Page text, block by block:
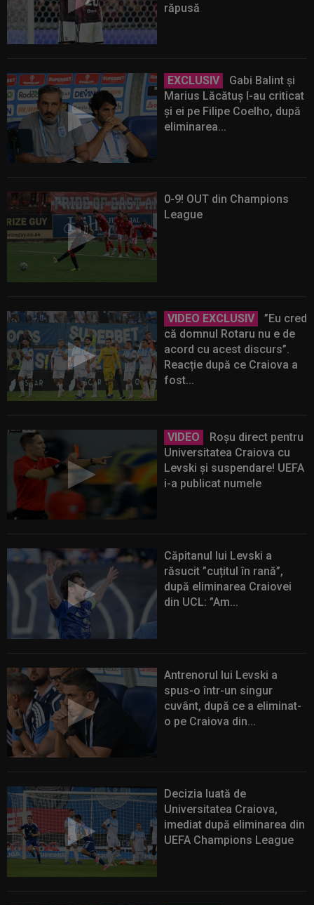
răpusă
EXCLUSIV
Gabi Balint și
Marius Lăcătuș l-au criticat
și ei pe Filipe Coelho, după
eliminarea...
0-9! OUT din Champions
League
VIDEO EXCLUSIV
”Eu cred
că domnul Rotaru nu e de
acord cu acest discurs”.
Reacție după ce Craiova a
fost...
VIDEO
Roșu direct pentru
Universitatea Craiova cu
Levski și suspendare! UEFA
i-a publicat numele
Căpitanul lui Levski a
răsucit ”cuțitul în rană”,
după eliminarea Craiovei
din UCL: ”Am...
Antrenorul lui Levski a
spus-o într-un singur
cuvânt, după ce a eliminat-
o pe Craiova din...
Decizia luată de
Universitatea Craiova,
imediat după eliminarea din
UEFA Champions League